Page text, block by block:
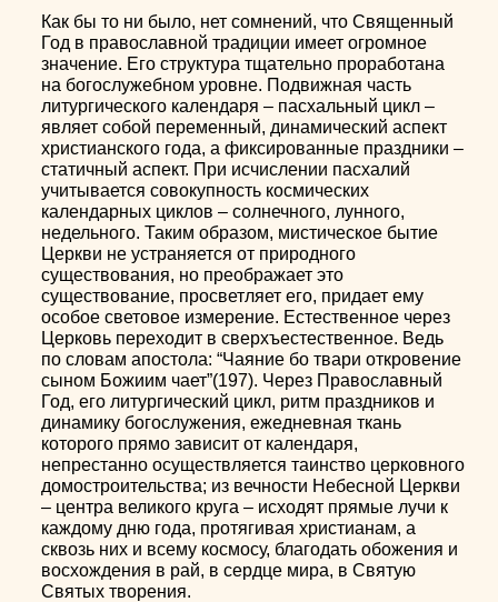
Как бы то ни было, нет сомнений, что Священный
Год в православной традиции имеет огромное
значение. Его структура тщательно проработана
на богослужебном уровне. Подвижная часть
литургического календаря – пасхальный цикл –
являет собой переменный, динамический аспект
христианского года, а фиксированные праздники –
статичный аспект. При исчислении пасхалий
учитывается совокупность космических
календарных циклов – солнечного, лунного,
недельного. Таким образом, мистическое бытие
Церкви не устраняется от природного
существования, но преображает это
существование, просветляет его, придает ему
особое световое измерение. Естественное через
Церковь переходит в сверхъестественное. Ведь
по словам апостола: “Чаяние бо твари откровение
сыном Божиим чает”(197). Через Православный
Год, его литургический цикл, ритм праздников и
динамику богослужения, ежедневная ткань
которого прямо зависит от календаря,
непрестанно осуществляется таинство церковного
домостроительства; из вечности Небесной Церкви
– центра великого круга – исходят прямые лучи к
каждому дню года, протягивая христианам, а
сквозь них и всему космосу, благодать обожения и
восхождения в рай, в сердце мира, в Святую
Святых творения.